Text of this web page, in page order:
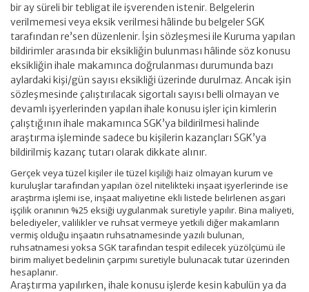
bir ay süreli bir tebligat ile işverenden istenir. Belgelerin
verilmemesi veya eksik verilmesi hâlinde bu belgeler SGK
tarafından re’sen düzenlenir. İşin sözleşmesi ile Kuruma yapılan
bildirimler arasında bir eksikliğin bulunması hâlinde söz konusu
eksikliğin ihale makamınca doğrulanması durumunda bazı
aylardaki kişi/gün sayısı eksikliği üzerinde durulmaz. Ancak işin
sözleşmesinde çalıştırılacak sigortalı sayısı belli olmayan ve
devamlı işyerlerinden yapılan ihale konusu işler için kimlerin
çalıştığının ihale makamınca SGK’ya bildirilmesi halinde
araştırma işleminde sadece bu kişilerin kazançları SGK’ya
bildirilmiş kazanç tutarı olarak dikkate alınır.
Gerçek veya tüzel kişiler ile tüzel kişiliği haiz olmayan kurum ve
kuruluşlar tarafından yapılan özel nitelikteki inşaat işyerlerinde ise
araştırma işlemi ise, inşaat maliyetine ekli listede belirlenen asgari
işçilik oranının %25 eksiği uygulanmak suretiyle yapılır. Bina maliyeti,
belediyeler, valilikler ve ruhsat vermeye yetkili diğer makamların
vermiş olduğu inşaatın ruhsatnamesinde yazılı bulunan,
ruhsatnamesi yoksa SGK tarafından tespit edilecek yüzölçümü ile
birim maliyet bedelinin çarpımı suretiyle bulunacak tutar üzerinden
hesaplanır.
Araştırma yapılırken, ihale konusu işlerde kesin kabulün ya da